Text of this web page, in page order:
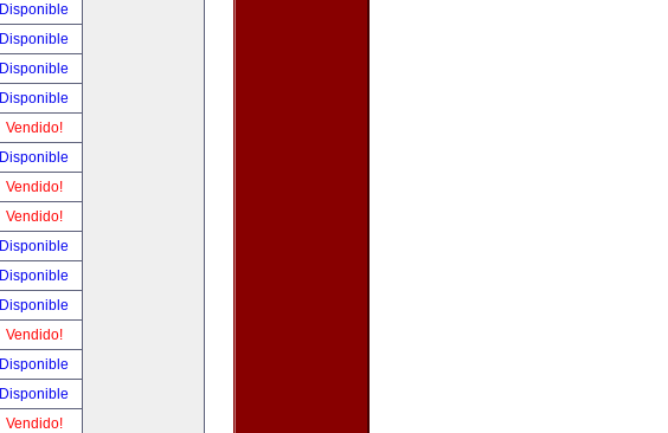
Disponible
Disponible
Disponible
Disponible
Vendido!
Disponible
Vendido!
Vendido!
Disponible
Disponible
Disponible
Vendido!
Disponible
Disponible
Vendido!